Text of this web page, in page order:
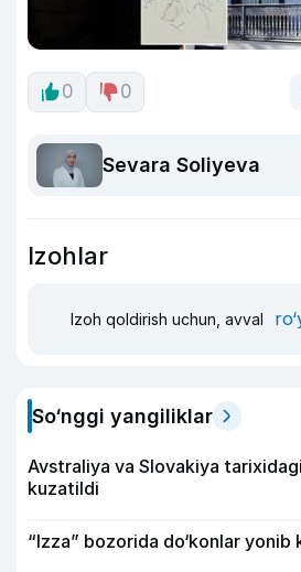
0 0
Sevara Soliyeva
Izohlar
Izoh qoldirish uchun, avval
So‘nggi yangiliklar
Avstraliya va Slovakiya
kuzatildi
“Izza” bozorida do‘konlar